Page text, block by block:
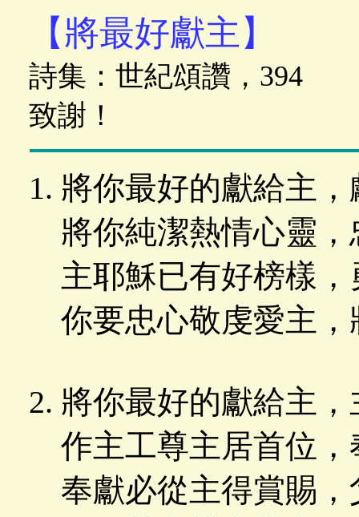
【將最好獻主】
詩集：世紀頌讚，
致謝！
將你最好的獻給主
將你純潔熱情心靈
主耶穌已有好榜樣
你要忠心敬虔愛主
將你最好的獻給主
作主工尊主居首位
奉獻必從主得賞賜